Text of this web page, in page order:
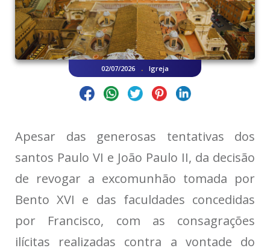
02/07/2026 . Igreja
Apesar das generosas tentativas dos
santos Paulo VI e João Paulo II, da decisão
de revogar a excomunhão tomada por
Bento XVI e das faculdades concedidas
por Francisco, com as consagrações
ilícitas realizadas contra a vontade do